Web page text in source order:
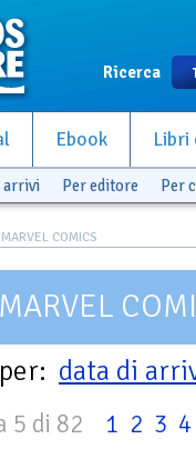
Ricerca
Ebook Libri
arrivi Per editore Per
COMICS
data di
5 di 82 1 2 3 4